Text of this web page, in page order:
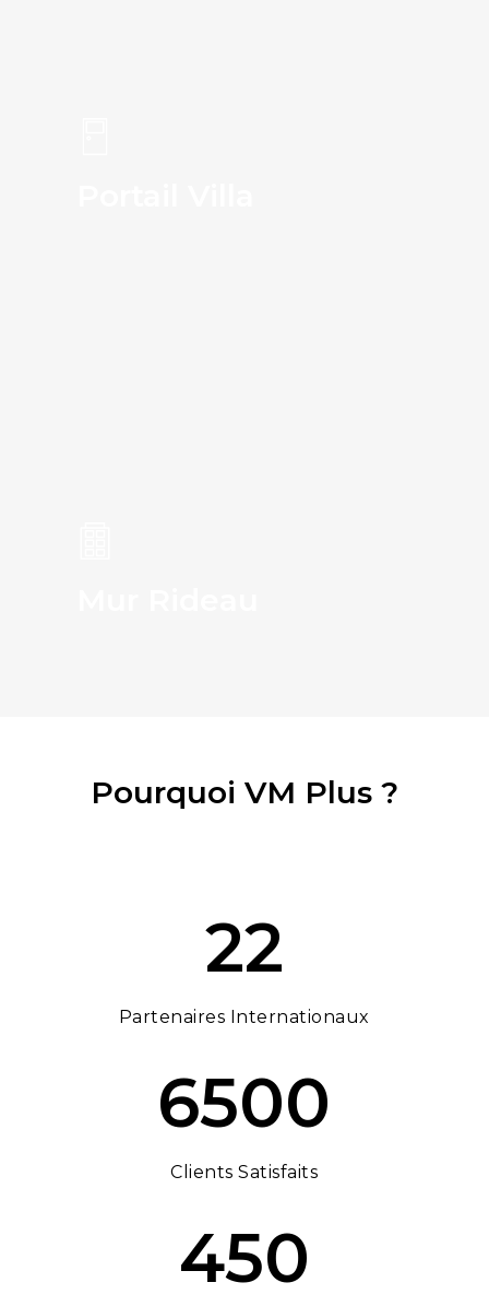
Pourquoi VM Plus ?
22
Partenaires Internationaux
6500
Clients Satisfaits
450